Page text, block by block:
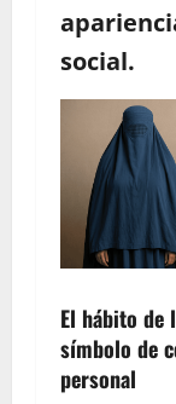
social.
El hábito de
símbolo de
personal